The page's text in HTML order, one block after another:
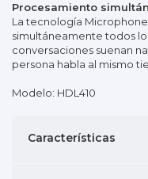
Procesamiento
La tecnología
simultáneamente todos
conversaciones suenan
persona habla al mismo
Modelo: HDL410
Características